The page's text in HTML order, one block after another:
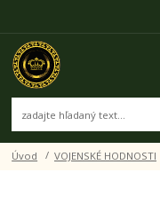
Úvod VOJENSKÉ HODNOSTI